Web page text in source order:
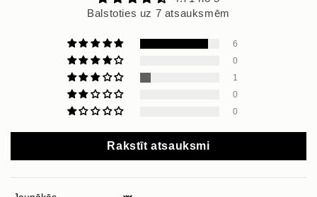
Balstoties uz 7 atsauksmēm
6
0
1
0
0
Rakstīt atsauksmi